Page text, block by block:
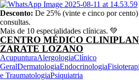
Desconto: De 25% (vinte e cinco por
consultas.
Mais de 10 especialidades clínicas. 💚
CENTRO MÉDICO
ZARATE LOZANO
AcupunturaAlergologiaClínico
GeralDermatologiaEndocrinologia
e TraumatologiaPsiquiatria